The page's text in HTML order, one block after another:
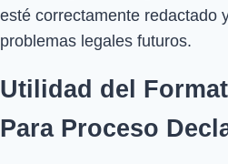
esté correctamente redactado
problemas legales futuros.
Utilidad del
Para Proceso